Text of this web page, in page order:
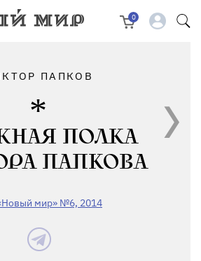
0
ПАПКОВ
ПОЛКА
ПАПКОВА
мир» №6, 2014